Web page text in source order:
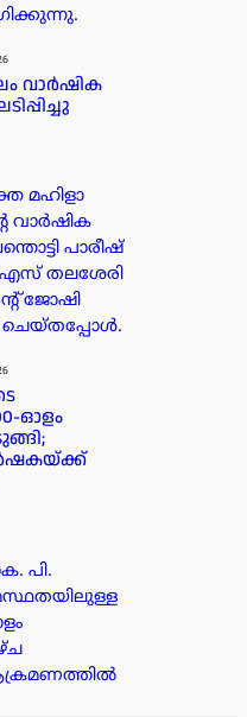
വാർഷിക
മഹിളാ
വാർഷിക
പാരീഷ്
തലശേരി
ജോഷി
ചെയ്തപ്പോൾ.
ഓളം
പി.